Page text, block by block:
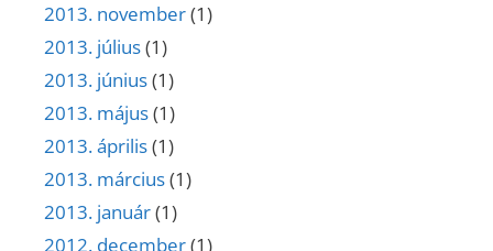
2013. november(1)
2013. július(1)
2013. június(1)
2013. május(1)
2013. április(1)
2013. március(1)
2013. január(1)
2012. december(1)